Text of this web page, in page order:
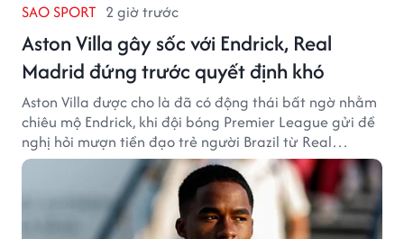
SAO SPORT 2 giờ trước
Aston Villa gây sốc với Endrick, Real
Madrid đứng trước quyết định khó
Aston Villa được cho là đã có động thái bất ngờ nhằm
chiêu mộ Endrick, khi đội bóng Premier League gửi đề
nghị hỏi mượn tiền đạo trẻ người Brazil từ Real
Madrid.